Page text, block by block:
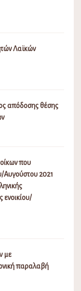
Λαϊκών
απόδοσης θέσης
που
Αυγούστου 2021
ενοικίου/
με
παραλαβή